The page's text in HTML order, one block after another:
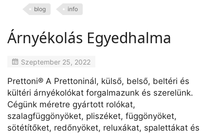
blog info
Árnyékolás Egyedhalma
Szeptember 25, 2022
Prettoni® A Prettoninál, külső, belső, beltéri és
kültéri árnyékolókat forgalmazunk és szerelünk.
Cégünk méretre gyártott rolókat,
szalagfüggönyöket, pliszéket, függönyöket,
sötétítőket, redőnyöket, reluxákat, spalettákat és